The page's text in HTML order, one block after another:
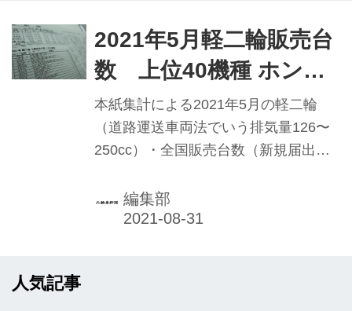
荷を記録した。新型コロナウイルス感
染拡大の影響で20年は出荷減となった
ものの、密を避けるモビリティとして
二輪車が再評価。21年4月からの出荷
が、前年対比で大きく回復した。09年
以降12年間にわたり40万台をはさんで
数だが、市場活性化へと流れが転じ始
めている。
2021年5月軽二輪販売台
数 上位40機種 ホンダ
CRF250L／ラリーが初
の首位
本紙集計による2021年5月の軽二輪
（道路運送車両法でいう排気量126〜
250cc）・全国販売台数（新規届出ベ
年同月比で1283台＝27・0％増と、昨
年6月から12カ月連続の増加、プラス
編集部
人気記事